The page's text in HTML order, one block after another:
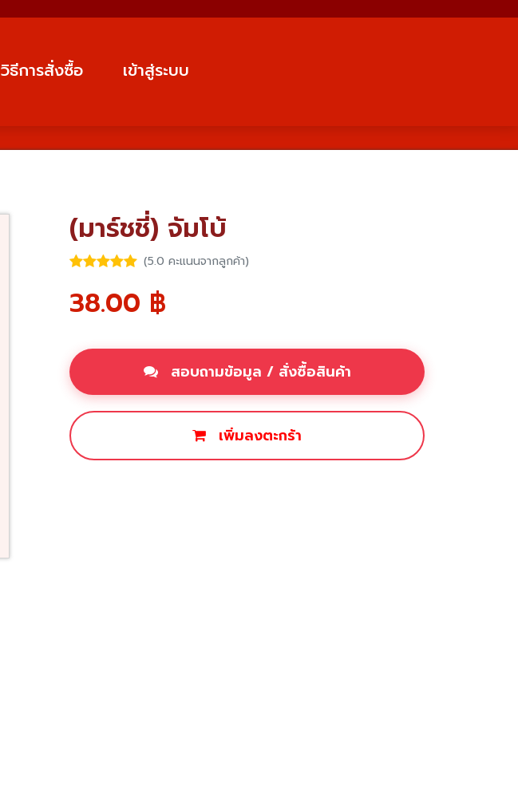
วิธีการสั่งซื้อ เข้าสู่ระบบ
(มาร์ชชี่) จัมโบ้
(5.0 คะแนนจากลูกค้า)
38.00 ฿
สอบถามข้อมูล / สั่งซื้อสินค้า
เพิ่มลงตะกร้า